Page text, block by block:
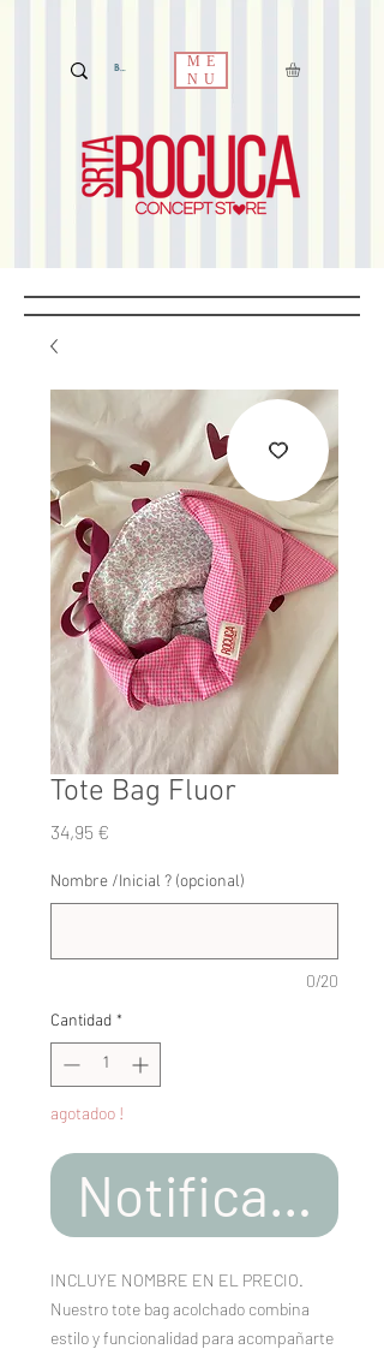
ME
NU
Tote Bag Fluor
34,95 €
Nombre /Inicial ? (opcional)
0/20
Cantidad *
agotadoo !
Notificar al
INCLUYE NOMBRE EN EL PRECIO.
Nuestro tote bag acolchado combina
estilo y funcionalidad para acompañarte